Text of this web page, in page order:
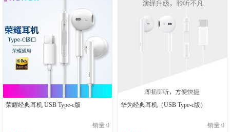
荣耀经典耳机 USB Type-c版
销量 0
华为经典耳机（USB Type-c版）
销量 0